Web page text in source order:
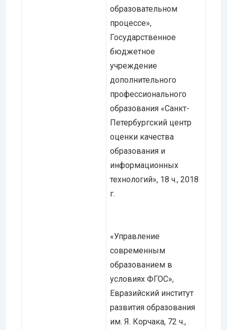
образовательном
процессе»,
Государственное
бюджетное
учреждение
дополнительного
профессионального
образования «Санкт-
Петербургский центр
оценки качества
образования и
информационных
технологий», 18 ч., 2018
г.
«Управление
современным
образованием в
условиях ФГОС»,
Евразийский институт
развития образования
им. Я. Корчака, 72 ч.,